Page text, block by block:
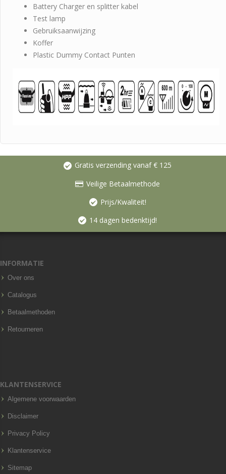
Battery Charger en splitter kabel
Test lamp
Gebruiksaanwijzing
Koffer
Plastic Dummy Contact Punten
Gratis verzending vanaf € 125
Veilige Betaalmethode
Prijs/Kwaliteit!
14 dagen bedenktijd!
INFORMATIE
Over ons
Catalogus
Betaalmethoden
Retourneren
KLANTENSERVICE
Algemene voorwaarden
Disclaimer
Privacy Policy
Klantenservice
Sitemap